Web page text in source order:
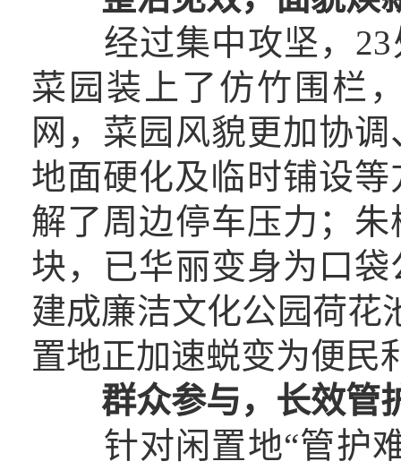
经过集中攻坚，23
菜园装上了仿竹围栏
网，菜园风貌更加协
地面硬化及临时铺设
解了周边停车压力；
块，已华丽变身为口
建成廉洁文化公园荷花
置地正加速蜕变为便民
群众参与，长效管
针对闲置地“管护难